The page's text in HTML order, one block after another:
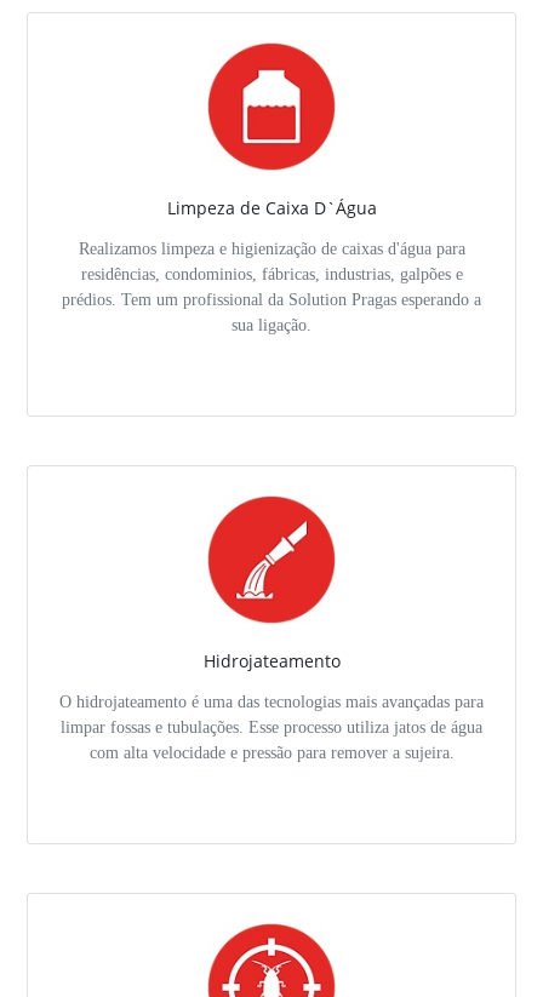
Limpeza de Caixa D`Água
Realizamos limpeza e higienização de caixas d'água para
residências, condominios, fábricas, industrias, galpões e
prédios. Tem um profissional da Solution Pragas esperando a
sua ligação.
Hidrojateamento
O hidrojateamento é uma das tecnologias mais avançadas para
limpar fossas e tubulações. Esse processo utiliza jatos de água
com alta velocidade e pressão para remover a sujeira.